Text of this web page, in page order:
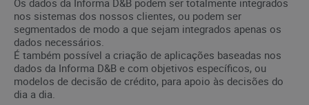
nos sistemas dos nossos clientes, ou podem ser
segmentados de modo a que sejam integrados apenas os
dados necessários.
É também possível a criação de aplicações baseadas nos
dados da Informa D&B e com objetivos específicos, ou
modelos de decisão de crédito, para apoio às decisões do
dia a dia.